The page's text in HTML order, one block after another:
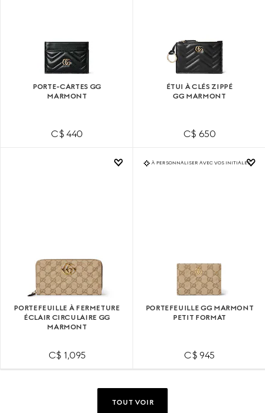
PORTE-CARTES GG
MARMONT
C$ 440
ÉTUI À CLÉS ZIPPÉ
GG MARMONT
C$ 650
PORTEFEUILLE À FERMETURE
ÉCLAIR CIRCULAIRE GG
MARMONT
C$ 1,095
À PERSONNALISER AVEC VOS INITIALES
PORTEFEUILLE GG MARMONT
PETIT FORMAT
C$ 945
TOUT VOIR